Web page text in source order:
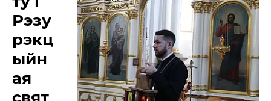
Рэзу
рэкц
ыйн
ая